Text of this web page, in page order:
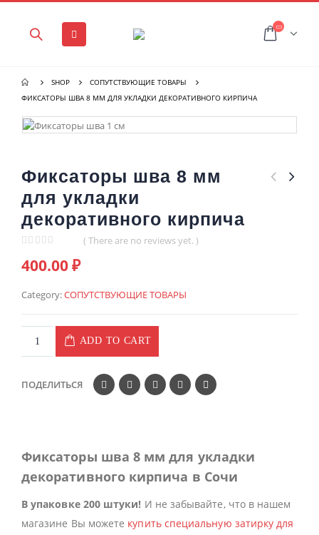
SHOP
СОПУТСТВУЮЩИЕ ТОВАРЫ
ФИКСАТОРЫ ШВА 8 ММ ДЛЯ УКЛАДКИ ДЕКОРАТИВНОГО КИРПИЧА
Фиксаторы шва 8 мм
для укладки
декоративного кирпича
( There are no reviews yet. )
400.00₽
Category:СОПУТСТВУЮЩИЕ ТОВАРЫ
ADD TO CART
ПОДЕЛИТЬСЯ
Фиксаторы шва 8 мм для укладки
декоративного кирпича в Сочи
В упаковке 200 штуки! И не забывайте, что в нашем
магазине Вы можете купить специальную затирку для